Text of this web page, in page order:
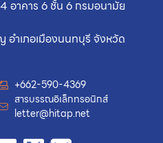
อาคาร 6 ชั้น 6 กรมอนามัย
ำเภอเมืองนนทบุรี จังหวัด
+662-590-4369
สารบรรณอิเล็กทรอนิกส์
letter@hitap.net